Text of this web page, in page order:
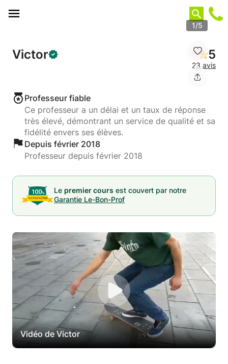
1/5
Victor 5
23 avis
Professeur fiable
Ce professeur a un délai et un taux de réponse
très élevé, démontrant un service de qualité et sa
fidélité envers ses élèves.
Depuis février 2018
Professeur depuis février 2018
Le premier cours est couvert par notre
Garantie Le-Bon-Prof
Vidéo de Victor